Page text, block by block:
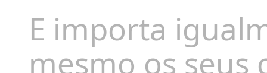
E importa